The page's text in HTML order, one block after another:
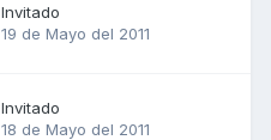
Invitado
19 de Mayo del 2011
Invitado
18 de Mayo del 2011